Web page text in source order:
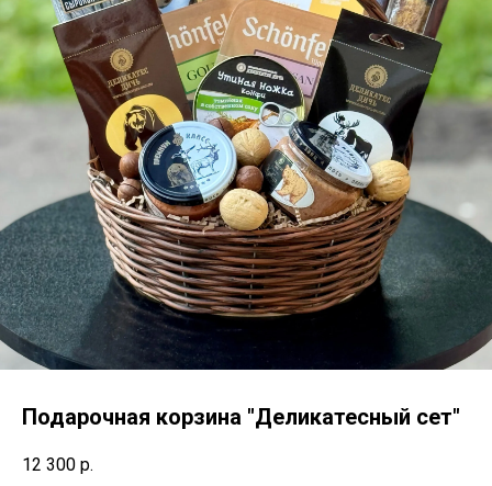
Подарочная корзина "Деликатесный сет"
12 300 р.